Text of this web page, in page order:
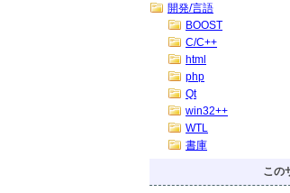
開発/言語
BOOST
C/C++
html
php
Qt
win32++
WTL
書庫
この